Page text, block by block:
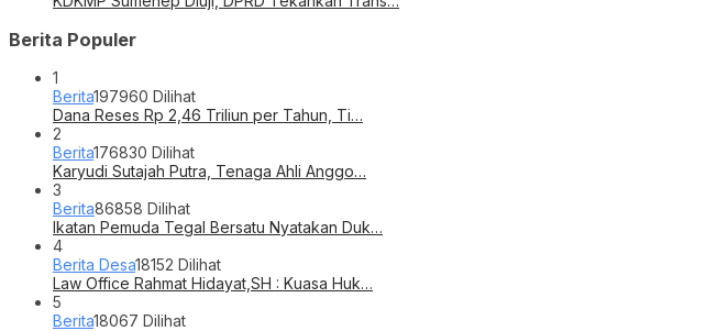
Berita Populer
1
Berita197960 Dilihat
Dana Reses Rp 2,46 Triliun per Tahun, Ti…
2
Berita176830 Dilihat
Karyudi Sutajah Putra, Tenaga Ahli Anggo…
3
Berita86858 Dilihat
Ikatan Pemuda Tegal Bersatu Nyatakan Duk…
4
Berita Desa18152 Dilihat
Law Office Rahmat Hidayat,SH : Kuasa Huk…
5
Berita18067 Dilihat